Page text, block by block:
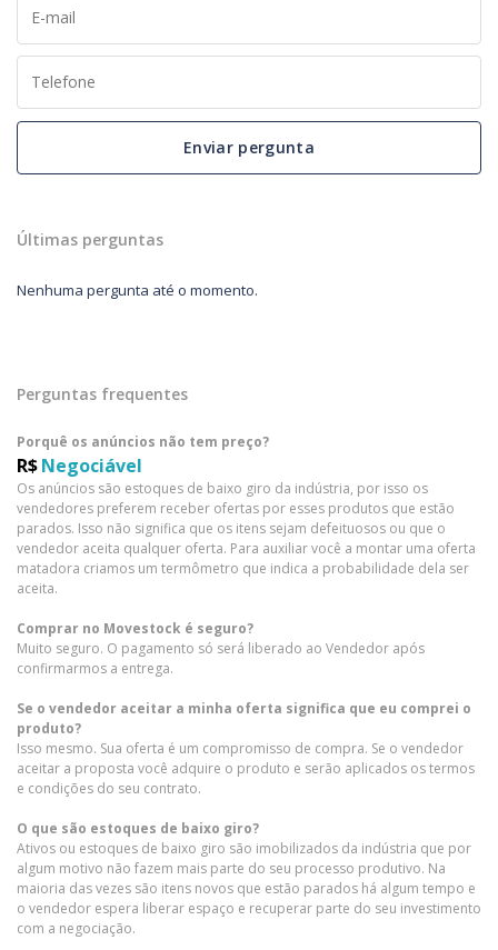
Enviar pergunta
Últimas perguntas
Nenhuma pergunta até o momento.
Perguntas frequentes
Porquê os anúncios não tem preço?
R$Negociável
Os anúncios são estoques de baixo giro da indústria, por isso os
vendedores preferem receber ofertas por esses produtos que estão
parados. Isso não significa que os itens sejam defeituosos ou que o
vendedor aceita qualquer oferta. Para auxiliar você a montar uma oferta
matadora criamos um termômetro que indica a probabilidade dela ser
aceita.
Comprar no Movestock é seguro?
Muito seguro. O pagamento só será liberado ao Vendedor após
confirmarmos a entrega.
Se o vendedor aceitar a minha oferta significa que eu comprei o
produto?
Isso mesmo. Sua oferta é um compromisso de compra. Se o vendedor
aceitar a proposta você adquire o produto e serão aplicados os termos
e condições do seu contrato.
O que são estoques de baixo giro?
Ativos ou estoques de baixo giro são imobilizados da indústria que por
algum motivo não fazem mais parte do seu processo produtivo. Na
maioria das vezes são itens novos que estão parados há algum tempo e
o vendedor espera liberar espaço e recuperar parte do seu investimento
com a negociação.